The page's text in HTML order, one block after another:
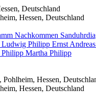
Deutschland
Hessen, Deutschland
Nachkommen
Ludwig Philipp Ernst Andreas
Philipp Martha Philipp
Pohlheim, Hessen,
Hessen, Deutschland